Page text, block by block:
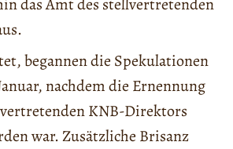
das Amt des stellvertretenden
begannen die Spekulationen
nachdem die Ernennung
KNB-Direktors
war. Zusätzliche Brisanz